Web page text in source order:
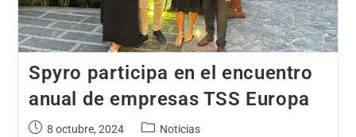
Spyro participa en el encuentro
anual de empresas TSS Europa
8 octubre, 2024 Noticias